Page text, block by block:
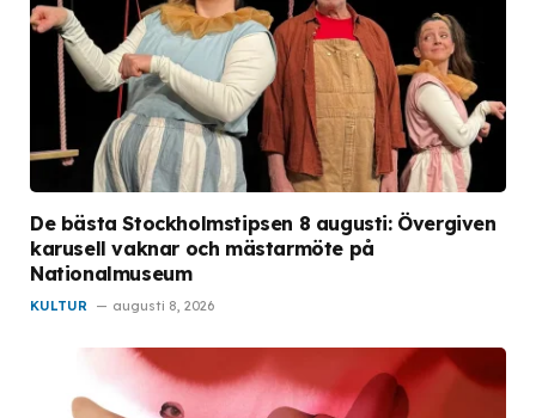
De bästa Stockholmstipsen 8 augusti: Övergiven
karusell vaknar och mästarmöte på
Nationalmuseum
KULTUR augusti 8, 2026